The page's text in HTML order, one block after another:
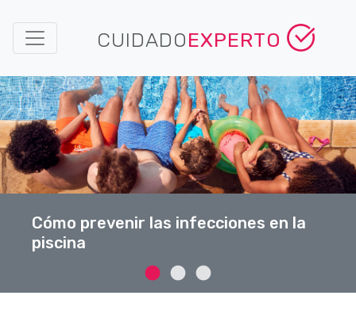
CUIDADOEXPERTO
Cómo prevenir las infecciones en la
piscina